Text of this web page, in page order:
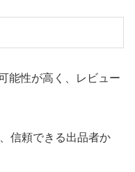
能性が高く、レビュー
信頼できる出品者か